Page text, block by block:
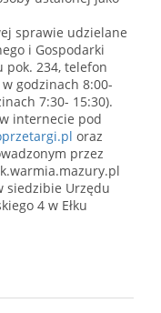
sprawie udzielane
i Gospodarki
pok. 234, telefon
godzinach 8:00-
7:30- 15:30).
internecie pod
oraz
przez
siedzibie Urzędu
4 w Ełku